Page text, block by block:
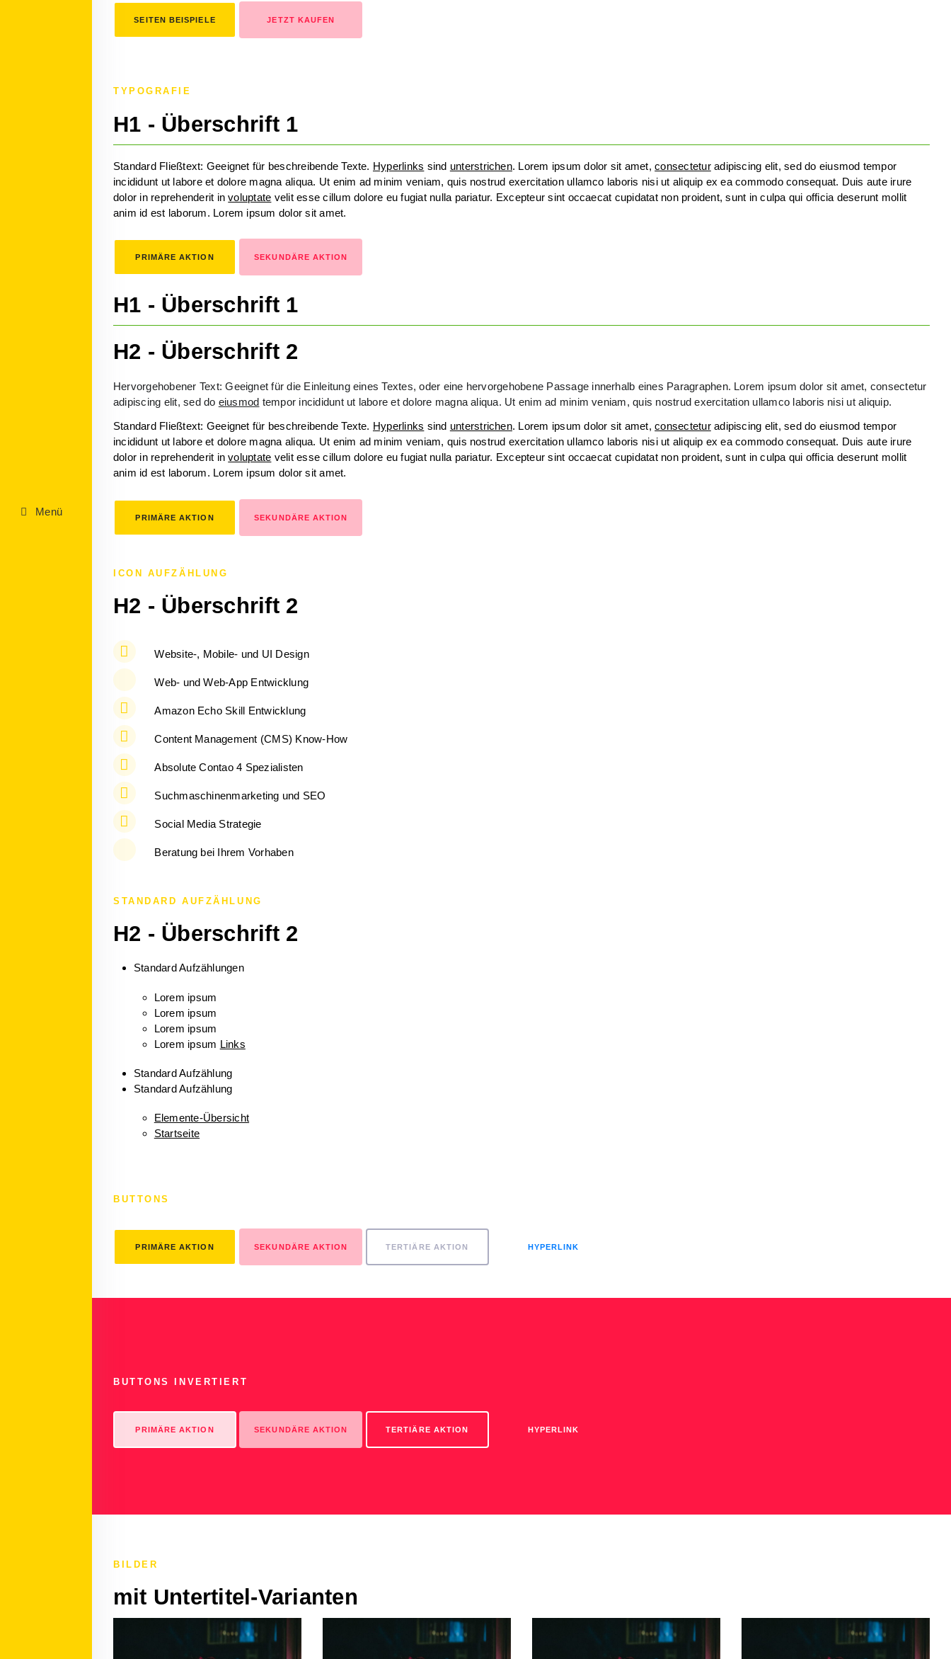
Menü
SEITEN BEISPIELE JETZT KAUFEN
TYPOGRAFIE
H1 - Überschrift 1
Standard Fließtext: Geeignet für beschreibende Texte. Hyperlinks sind unterstrichen. Lorem ipsum dolor sit amet,consecteturadipiscing elit, sed do eiusmod tempor
incididunt ut labore et dolore magna aliqua. Ut enim ad minim veniam, quis nostrud exercitation ullamco laboris nisi ut aliquip ex ea commodo consequat. Duis aute irure
dolor in reprehenderit involuptate velit esse cillum dolore eu fugiat nulla pariatur. Excepteur sint occaecat cupidatat non proident, sunt in culpa qui officia deserunt mollit
anim id est laborum. Lorem ipsum dolor sit amet.
PRIMÄRE AKTION SEKUNDÄRE AKTION
H1 - Überschrift 1
H2 - Überschrift 2
Hervorgehobener Text: Geeignet für die Einleitung eines Textes, oder eine hervorgehobene Passage innerhalb eines Paragraphen. Lorem ipsum dolor sit amet, consectetur
adipiscing elit, sed do eiusmod tempor incididunt ut labore et dolore magna aliqua. Ut enim ad minim veniam, quis nostrud exercitation ullamco laboris nisi ut aliquip.
Standard Fließtext: Geeignet für beschreibende Texte. Hyperlinks sind unterstrichen. Lorem ipsum dolor sit amet,consecteturadipiscing elit, sed do eiusmod tempor
incididunt ut labore et dolore magna aliqua. Ut enim ad minim veniam, quis nostrud exercitation ullamco laboris nisi ut aliquip ex ea commodo consequat. Duis aute irure
dolor in reprehenderit involuptate velit esse cillum dolore eu fugiat nulla pariatur. Excepteur sint occaecat cupidatat non proident, sunt in culpa qui officia deserunt mollit
anim id est laborum. Lorem ipsum dolor sit amet.
PRIMÄRE AKTION SEKUNDÄRE AKTION
ICON AUFZÄHLUNG
H2 - Überschrift 2
Website-, Mobile- und UI Design
Web- und Web-App Entwicklung
Amazon Echo Skill Entwicklung
Content Management (CMS) Know-How
Absolute Contao 4 Spezialisten
Suchmaschinenmarketing und SEO
Social Media Strategie
Beratung bei Ihrem Vorhaben
STANDARD AUFZÄHLUNG
H2 - Überschrift 2
Standard Aufzählungen
Lorem ipsum
Lorem ipsum
Lorem ipsum
Lorem ipsum Links
Standard Aufzählung
Standard Aufzählung
Elemente-Übersicht
Startseite
BUTTONS
PRIMÄRE AKTION SEKUNDÄRE AKTION TERTIÄRE AKTION HYPERLINK
BUTTONS INVERTIERT
PRIMÄRE AKTION SEKUNDÄRE AKTION TERTIÄRE AKTION HYPERLINK
BILDER
mit Untertitel-Varianten